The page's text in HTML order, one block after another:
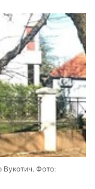
Вукотич. Фото: